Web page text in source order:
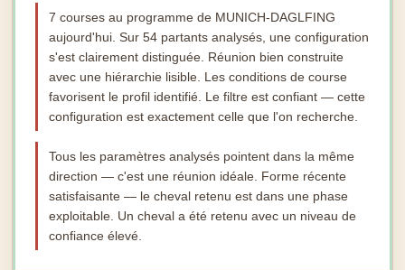
7 courses au programme de MUNICH-DAGLFING
aujourd'hui. Sur 54 partants analysés, une configuration
s'est clairement distinguée. Réunion bien construite
avec une hiérarchie lisible. Les conditions de course
favorisent le profil identifié. Le filtre est confiant — cette
configuration est exactement celle que l'on recherche.
Tous les paramètres analysés pointent dans la même
direction — c'est une réunion idéale. Forme récente
satisfaisante — le cheval retenu est dans une phase
exploitable. Un cheval a été retenu avec un niveau de
confiance élevé.